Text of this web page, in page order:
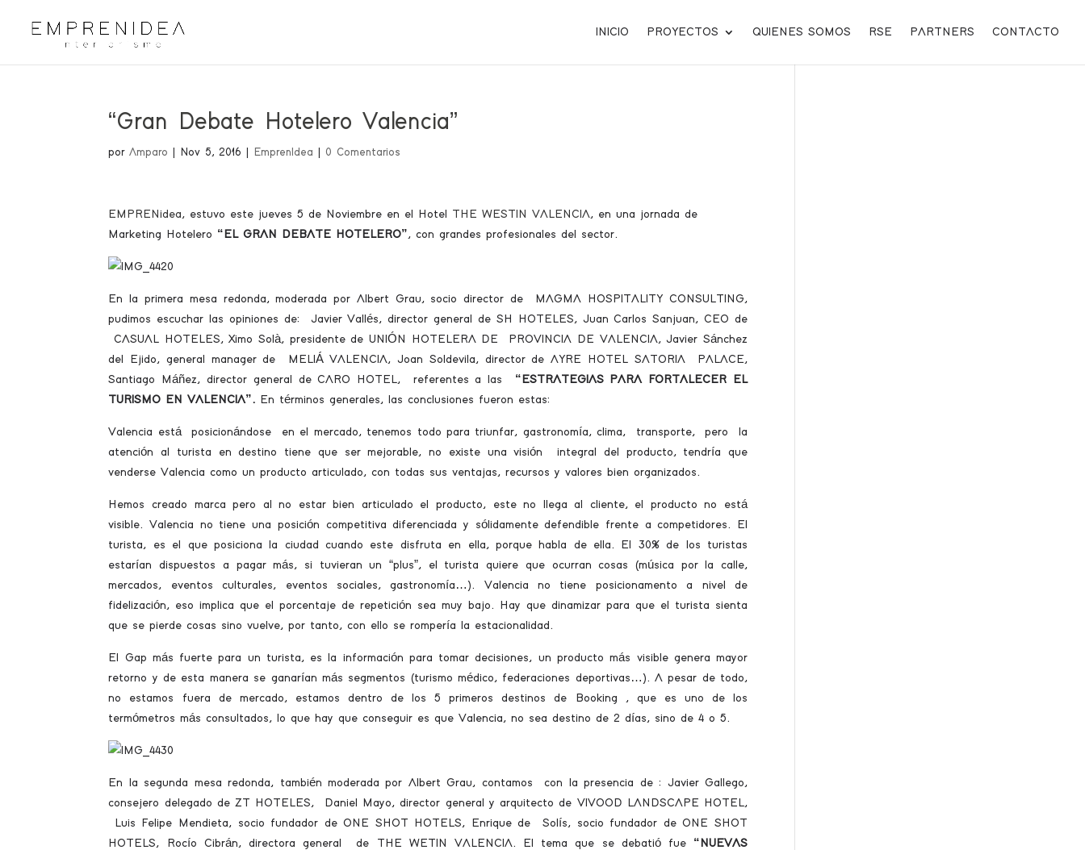
INICIO PROYECTOS QUIENES SOMOS RSE PARTNERS CONTACTO
“Gran Debate Hotelero Valencia”
porAmparo Nov 5, 2016 EmprenIdea 0 Comentarios
EMPRENidea, estuvo este jueves 5 de Noviembre en el Hotel THE WESTIN VALENCIA, en una jornada de
Marketing Hotelero “EL GRAN DEBATE HOTELERO”, con grandes profesionales del sector.
En la primera mesa redonda, moderada por Albert Grau, socio director de MAGMA HOSPITALITY CONSULTING,
pudimos escuchar las opiniones de: Javier Vallés, director general de SH HOTELES, Juan Carlos Sanjuan, CEO de
CASUAL HOTELES, Ximo Solà, presidente de UNIÓN HOTELERA DE PROVINCIA DE VALENCIA, Javier Sánchez
del Ejido, general manager de MELIÁ VALENCIA, Joan Soldevila, director de AYRE HOTEL SATORIA PALACE,
Santiago Máñez, director general de CARO HOTEL, referentes a las “ESTRATEGIAS PARA FORTALECER EL
TURISMO EN VALENCIA”. En términos generales, las conclusiones fueron estas:
Valencia está posicionándose en el mercado, tenemos todo para triunfar, gastronomía, clima, transporte, pero la
atención al turista en destino tiene que ser mejorable, no existe una visión integral del producto, tendría que
venderse Valencia como un producto articulado, con todas sus ventajas, recursos y valores bien organizados.
Hemos creado marca pero al no estar bien articulado el producto, este no llega al cliente, el producto no está
visible. Valencia no tiene una posición competitiva diferenciada y sólidamente defendible frente a competidores. El
turista, es el que posiciona la ciudad cuando este disfruta en ella, porque habla de ella. El 30% de los turistas
estarían dispuestos a pagar más, si tuvieran un “plus”, el turista quiere que ocurran cosas (música por la calle,
mercados, eventos culturales, eventos sociales, gastronomía…). Valencia no tiene posicionamento a nivel de
fidelización, eso implica que el porcentaje de repetición sea muy bajo. Hay que dinamizar para que el turista sienta
que se pierde cosas sino vuelve, por tanto, con ello se rompería la estacionalidad.
El Gap más fuerte para un turista, es la información para tomar decisiones, un producto más visible genera mayor
retorno y de esta manera se ganarían más segmentos (turismo médico, federaciones deportivas…). A pesar de todo,
no estamos fuera de mercado, estamos dentro de los 5 primeros destinos de Booking , que es uno de los
termómetros más consultados, lo que hay que conseguir es que Valencia, no sea destino de 2 días, sino de 4 o 5.
En la segunda mesa redonda, también moderada por Albert Grau, contamos con la presencia de : Javier Gallego,
consejero delegado de ZT HOTELES, Daniel Mayo, director general y arquitecto de VIVOOD LANDSCAPE HOTEL,
Luis Felipe Mendieta, socio fundador de ONE SHOT HOTELS, Enrique de Solís, socio fundador de ONE SHOT
HOTELS, Rocío Cibrán, directora general de THE WETIN VALENCIA. El tema que se debatió fue “NUEVAS